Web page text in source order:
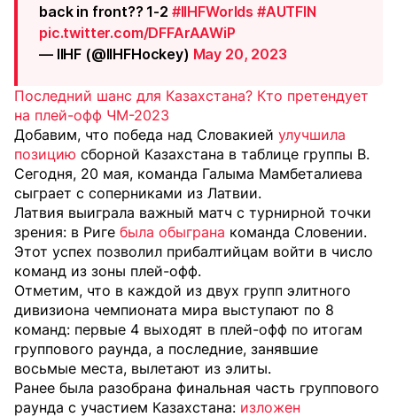
back in front?? 1-2 #IIHFWorlds #AUTFIN
pic.twitter.com/DFFArAAWiP
— IIHF (@IIHFHockey) May 20, 2023
Последний шанс для Казахстана? Кто претендует
на плей-офф ЧМ-2023
Добавим, что победа над Словакией улучшила
позицию сборной Казахстана в таблице группы В.
Сегодня, 20 мая, команда Галыма Мамбеталиева
сыграет с соперниками из Латвии.
Латвия выиграла важный матч с турнирной точки
зрения: в Риге была обыграна команда Словении.
Этот успех позволил прибалтийцам войти в число
команд из зоны плей-офф.
Отметим, что в каждой из двух групп элитного
дивизиона чемпионата мира выступают по 8
команд: первые 4 выходят в плей-офф по итогам
группового раунда, а последние, занявшие
восьмые места, вылетают из элиты.
Ранее была разобрана финальная часть группового
раунда с участием Казахстана: изложен